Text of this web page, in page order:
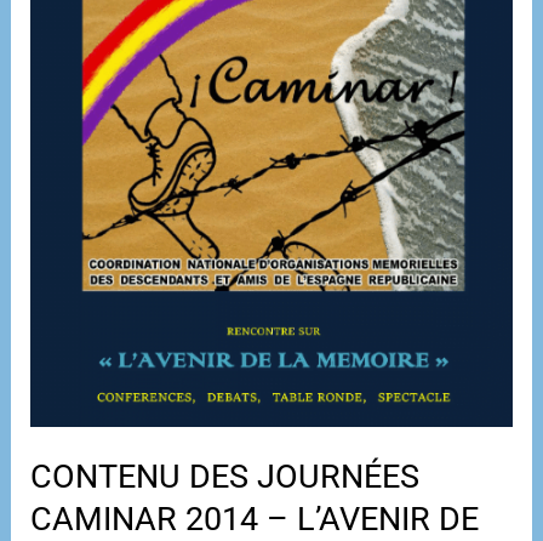
CONTENU DES JOURNÉES
CAMINAR 2014 – L’AVENIR DE